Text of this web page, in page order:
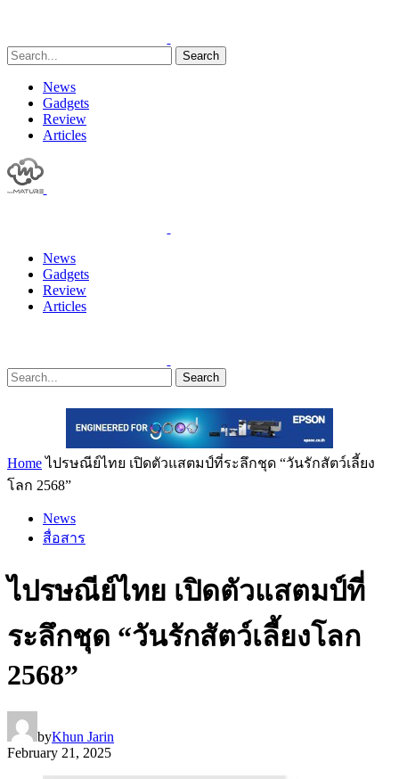
Search
News
Gadgets
Review
Articles
News
Gadgets
Review
Articles
Search
Home ไปรษณีย์ไทย เปิดตัวแสตมป์ที่ระลึกชุด “วันรักสัตว์เลี้ยง
โลก 2568”
News
สื่อสาร
ไปรษณีย์ไทย เปิดตัวแสตมป์ที่
ระลึกชุด “วันรักสัตว์เลี้ยงโลก
2568”
byKhun Jarin
February 21, 2025